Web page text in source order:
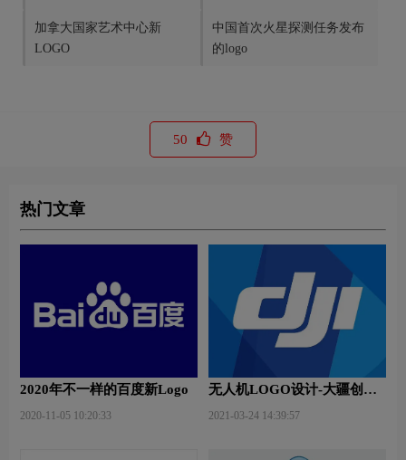
加拿大国家艺术中心新
LOGO
中国首次火星探测任务发布
的logo
50 赞
热门文章
2020年不一样的百度新Logo
2020-11-05 10:20:33
无人机LOGO设计-大疆创新
2021-03-24 14:39:57